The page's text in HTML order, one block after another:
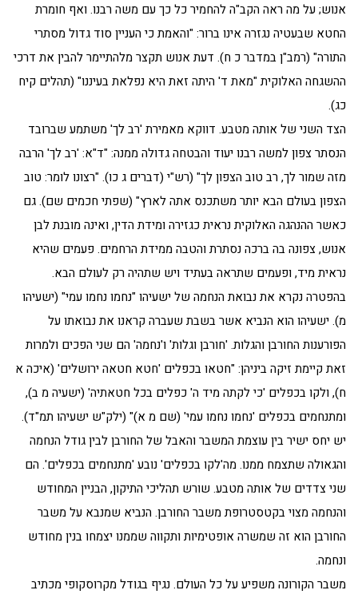
אנוש; על מה ראה הקב"ה להחמיר כל כך עם משה רבנו. ואף חומרת
החטא שבעטיה נגזרה אינו ברור: "והאמת כי העניין סוד גדול מסתרי
התורה" (רמב"ן במדבר כ ח). דעת אנוש תקצר מלהתיימר להבין את דרכי
ההשגחה האלוקית "מאת ד' היתה זאת היא נפלאת בעיננו" (תהלים קיח
כג).
הצד השני של אותה מטבע. דווקא מאמירת 'רב לך' משתמע שברובד
הנסתר צפון למשה רבנו יעוד והבטחה גדולה ממנה: "ד"א: 'רב לך' הרבה
מזה שמור לך, רב טוב הצפון לך" (רש"י (דברים ג כו). "רצונו לומר: טוב
הצפון בעולם הבא יותר משתכנס אתה לארץ" (שפתי חכמים שם). גם
כאשר ההנהגה האלוקית נראית כגזירה ומידת הדין, ואינה מובנת לבן
אנוש, צפונה בה ברכה נסתרת והטבה ממידת הרחמים. פעמים שהיא
נראית מיד, ופעמים שתראה בעתיד ויש שתהיה רק לעולם הבא.
בהפטרה נקרא את נבואת הנחמה של ישעיהו "נחמו נחמו עמי" (ישעיהו
מ). ישעיהו הוא הנביא אשר בשבת שעברה קראנו את נבואתו על
הפורענות החורבן והגלות. 'חורבן וגלות' ו'נחמה' הם שני הפכים ולמרות
זאת קיימת זיקה ביניהן: "חטאו בכפלים 'חטא חטאה ירושלים' (איכה א
ח), ולקו בכפלים 'כי לקתה מיד ה' כפלים בכל חטאתיה' (ישעיה מ ב),
ומתנחמים בכפלים 'נחמו נחמו עמי' (שם מ א)" (ילק"ש ישעיהו תמ"ד).
יש יחס ישיר בין עוצמת המשבר והאבל של החורבן לבין גודל הנחמה
והגאולה שתצמח ממנו. מה'לקו בכפלים' נובע 'מתנחמים בכפלים'. הם
שני צדדים של אותה מטבע. שורש תהליכי התיקון, הבניין המחודש
והנחמה מצוי בקטסטרופת משבר החורבן. הנביא שמנבא על משבר
החורבן הוא זה שמשרה אופטימיות ותקווה שממנו יצמחו בנין מחודש
ונחמה.
משבר הקורונה משפיע על כל העולם. נגיף בגודל מקרוסקופי מכתיב